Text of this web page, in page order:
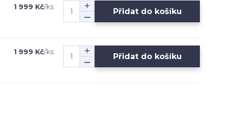
1 999 Kč/ks Přidat do košíku
1 999 Kč/ks Přidat do košíku